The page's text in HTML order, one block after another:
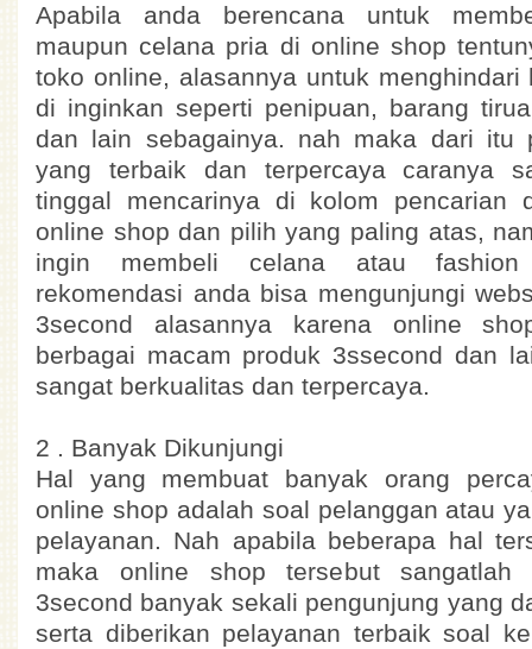
Apabila anda berencana untuk
maupun celana pria di online shop
toko online, alasannya untuk
di inginkan seperti penipuan, barang
dan lain sebagainya. nah maka dari itu
yang terbaik dan terpercaya caranya
tinggal mencarinya di kolom pencarian
online shop dan pilih yang paling atas,
ingin membeli celana atau fashion
rekomendasi anda bisa mengunjungi
3second alasannya karena online
berbagai macam produk 3ssecond dan
sangat berkualitas dan terpercaya.
2 . Banyak Dikunjungi
Hal yang membuat banyak orang
online shop adalah soal pelanggan atau
pelayanan. Nah apabila beberapa hal
maka online shop tersebut sangatlah
3second banyak sekali pengunjung yang
serta diberikan pelayanan terbaik soal